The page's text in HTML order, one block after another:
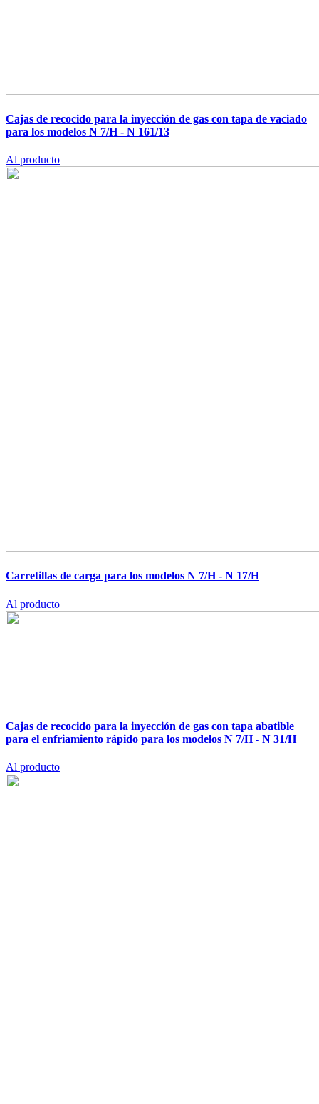
Cajas de recocido para la inyección de gas con tapa de vaciado
para los modelos N 7/H - N 161/13
Al producto
Carretillas de carga para los modelos N 7/H - N 17/H
Al producto
Cajas de recocido para la inyección de gas con tapa abatible
para el enfriamiento rápido para los modelos N 7/H - N 31/H
Al producto